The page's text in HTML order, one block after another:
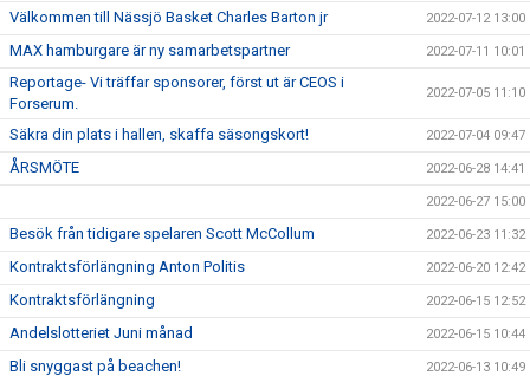
Välkommen till Nässjö Basket Charles Barton jr 2022-07-12 13:00
MAX hamburgare är ny samarbetspartner 2022-07-11 10:01
Reportage- Vi träffar sponsorer, först ut är CEOS i
Forserum.
2022-07-05 11:10
Säkra din plats i hallen, skaffa säsongskort! 2022-07-04 09:47
ÅRSMÖTE 2022-06-28 14:41
2022-06-27 15:00
Besök från tidigare spelaren Scott McCollum 2022-06-23 11:32
Kontraktsförlängning Anton Politis 2022-06-20 12:42
Kontraktsförlängning 2022-06-15 12:52
Andelslotteriet Juni månad 2022-06-15 10:44
Bli snyggast på beachen! 2022-06-13 10:49